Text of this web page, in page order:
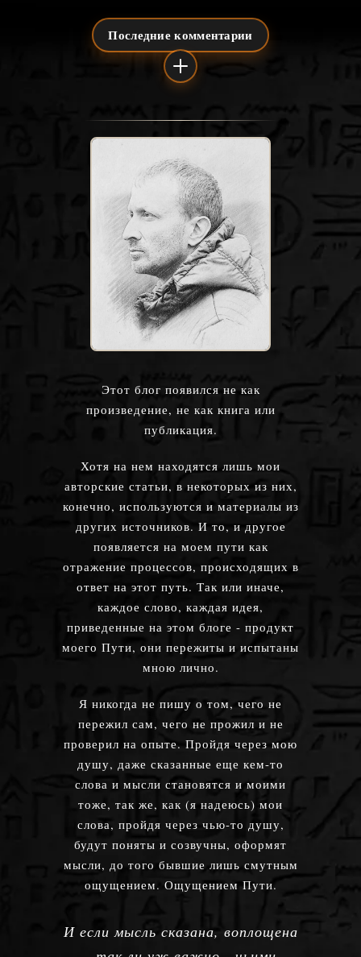
Этот блог появился не как
произведение, не как книга или
публикация.
Хотя на нем находятся лишь мои
авторские статьи, в некоторых из них,
конечно, используются и материалы из
других источников. И то, и другое
появляется на моем пути как
отражение процессов, происходящих в
ответ на этот путь. Так или иначе,
каждое слово, каждая идея,
приведенные на этом блоге - продукт
моего Пути, они пережиты и испытаны
мною лично.
Я никогда не пишу о том, чего не
пережил сам, чего не прожил и не
проверил на опыте. Пройдя через мою
душу, даже сказанные еще кем-то
слова и мысли становятся и моими
тоже, так же, как (я надеюсь) мои
слова, пройдя через чью-то душу,
будут поняты и созвучны, оформят
мысли, до того бывшие лишь смутным
ощущением. Ощущением Пути.
И если мысль сказана, воплощена